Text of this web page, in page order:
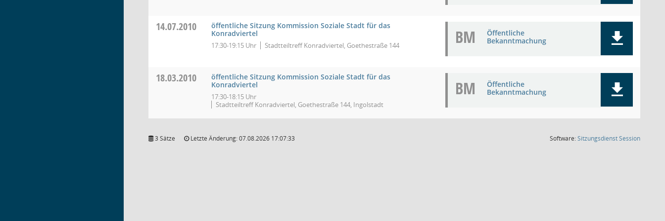
14.07.2010
öffentliche Sitzung Kommission Soziale Stadt für das
Konradviertel
17:30-19:15 Uhr Stadtteiltreff Konradviertel, Goethestraße 144 BM
Öffentliche
Bekanntmachung
18.03.2010
öffentliche Sitzung Kommission Soziale Stadt für das
Konradviertel
17:30-18:15 Uhr
Stadtteiltreff Konradviertel, Goethestraße 144, Ingolstadt
BM
Öffentliche
Bekanntmachung
3 Sätze Letzte Änderung: 07.08.2026 17:07:33 Software:SitzungsdienstSession(Wird in